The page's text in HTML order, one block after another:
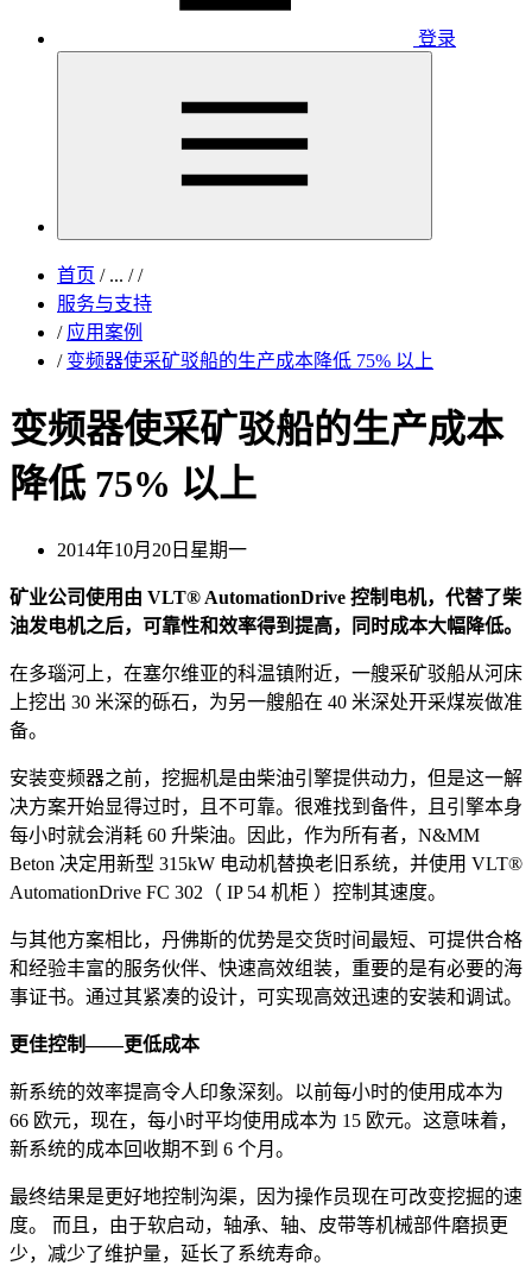
登录
首页 /... / /
服务与支持
/ 应用案例
/ 变频器使采矿驳船的生产成本降低 75% 以上
变频器使采矿驳船的生产成本
降低 75% 以上
2014年10月20日星期一
矿业公司使用由 VLT® AutomationDrive 控制电机，代替了柴
油发电机之后，可靠性和效率得到提高，同时成本大幅降低。
在多瑙河上，在塞尔维亚的科温镇附近，一艘采矿驳船从河床
上挖出 30 米深的砾石，为另一艘船在 40 米深处开采煤炭做准
备。
安装变频器之前，挖掘机是由柴油引擎提供动力，但是这一解
决方案开始显得过时，且不可靠。很难找到备件，且引擎本身
每小时就会消耗 60 升柴油。因此，作为所有者，N&MM
Beton 决定用新型 315kW 电动机替换老旧系统，并使用 VLT®
AutomationDrive FC 302（ IP 54 机柜 ）控制其速度。
与其他方案相比，丹佛斯的优势是交货时间最短、可提供合格
和经验丰富的服务伙伴、快速高效组装，重要的是有必要的海
事证书。通过其紧凑的设计，可实现高效迅速的安装和调试。
更佳控制——更低成本
新系统的效率提高令人印象深刻。以前每小时的使用成本为
66 欧元，现在，每小时平均使用成本为 15 欧元。这意味着，
新系统的成本回收期不到 6 个月。
最终结果是更好地控制沟渠，因为操作员现在可改变挖掘的速
度。 而且，由于软启动，轴承、轴、皮带等机械部件磨损更
少，减少了维护量，延长了系统寿命。